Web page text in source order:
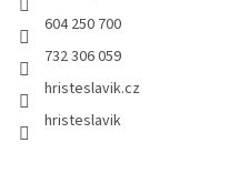
604 250 700
732 306 059
hristeslavik.cz
hristeslavik